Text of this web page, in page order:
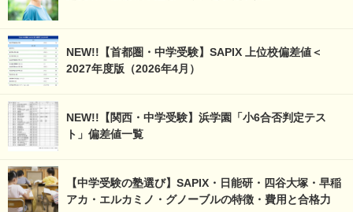
NEW!!【首都圏・中学受験】SAPIX 上位校偏差値＜
2027年度版（2026年4月）
NEW!!【関西・中学受験】浜学園「小6合否判定テス
ト」偏差値一覧
【中学受験の塾選び】SAPIX・日能研・四谷大塚・早稲
アカ・エルカミノ・グノーブルの特徴・費用と合格力